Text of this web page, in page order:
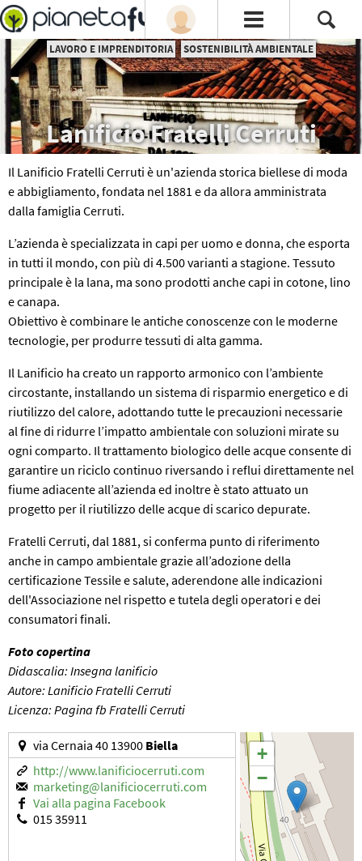
LAVORO E IMPRENDITORIA SOSTENIBILITÀ AMBIENTALE
Lanificio Fratelli Cerruti
Il Lanificio Fratelli Cerruti è un'azienda storica biellese di moda
e abbigliamento, fondata nel 1881 e da allora amministrata
dalla famiglia Cerruti.
L’azienda è specializzata in capi per uomo e donna, che esporta
in tutti il mondo, con più di 4.500 varianti a stagione. Tessuto
principale è la lana, ma sono prodotti anche capi in cotone, lino
e canapa.
Obiettivo è combinare le antiche conoscenze con le moderne
tecnologie, per produrre tessuti di alta gamma.
Il Lanificio ha creato un rapporto armonico con l’ambiente
circostante, installando un sistema di risparmio energetico e di
riutilizzo del calore, adottando tutte le precauzioni necessarie
al fine di ridurre l’impatto ambientale con soluzioni mirate su
ogni comparto. Il trattamento biologico delle acque consente di
garantire un riciclo continuo riversando i reflui direttamente nel
fiume adiacente all’azienda ed inoltre è stato attuato un
progetto per il riutilizzo delle acque di scarico depurate.
Fratelli Cerruti, dal 1881, si conferma punto di riferimento
anche in campo ambientale grazie all’adozione della
certificazione Tessile e salute, aderendone alle indicazioni
dell'Associazione nel rispetto e tutela degli operatori e dei
consumatori finali.
Foto copertina
Didascalia: Insegna lanificio
Autore: Lanificio Fratelli Cerruti
Licenza: Pagina fb Fratelli Cerruti
+
−
via Cernaia 40 13900 Biella
http://www.lanificiocerruti.com
marketing@lanificiocerruti.com
Vai alla pagina Facebook
015 35911